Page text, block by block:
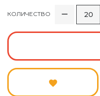
КОЛИЧЕСТВО